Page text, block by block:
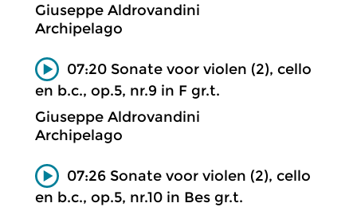
Giuseppe Aldrovandini
Archipelago
07:20 Sonate voor violen (2), cello
en b.c., op.5, nr.9 in F gr.t.
Giuseppe Aldrovandini
Archipelago
07:26 Sonate voor violen (2), cello
en b.c., op.5, nr.10 in Bes gr.t.